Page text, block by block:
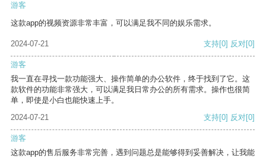
游客
这款app的视频资源非常丰富，可以满足我不同的娱乐需求。
2024-07-21 支持[0] 反对[0]
游客
我一直在寻找一款功能强大、操作简单的办公软件，终于找到了它。这
款软件的功能非常强大，可以满足我日常办公的所有需求。操作也很简
单，即使是小白也能快速上手。
2024-07-21
支持[0] 反对[0]
游客
这款app的售后服务非常完善，遇到问题总是能够得到妥善解决，让我能